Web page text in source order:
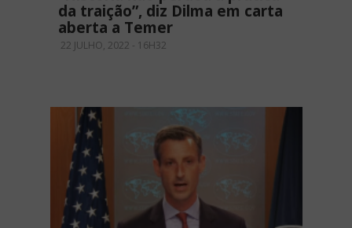
da traição”, diz Dilma em carta
aberta a Temer
22 JULHO, 2022 - 16H32